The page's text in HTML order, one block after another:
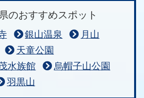
のおすすめスポット
銀山温泉
月山
天童公園
水族館
烏帽子山公園
羽黒山